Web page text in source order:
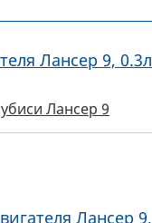
Лансер 9, 0.3л
Лансер 9